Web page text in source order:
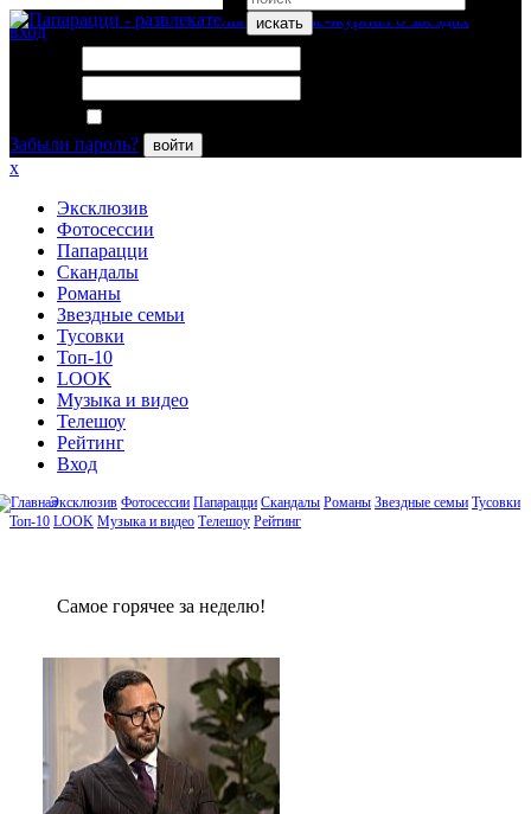
искать
вход
Забыли пароль?
войти
x
Эксклюзив
Фотосессии
Папарацци
Скандалы
Романы
Звездные семьи
Тусовки
Топ-10
LOOK
Музыка и видео
Телешоу
Рейтинг
Вход
Эксклюзив Фотосессии Папарацци Скандалы Романы Звездные семьи Тусовки
Топ-10 LOOK Музыка и видео Телешоу Рейтинг
Сaмое гoрячее за неделю!